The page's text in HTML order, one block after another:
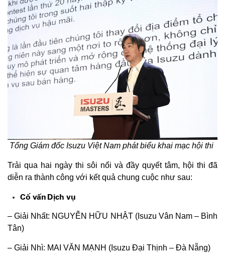
Tổng Giám đốc Isuzu Việt Nam phát biểu khai mạc hội thi
Trải qua hai ngày thi sôi nổi và đầy quyết tâm, hội thi đã
diễn ra thành công với kết quả chung cuộc như sau:
Cố vấnDịch vụ
– Giải Nhất: NGUYỄN HỮU NHẬT (Isuzu Vân Nam – Bình
Tân)​
– Giải Nhì: MAI VĂN MẠNH (Isuzu Đại Thịnh – Đà Nẵng)​